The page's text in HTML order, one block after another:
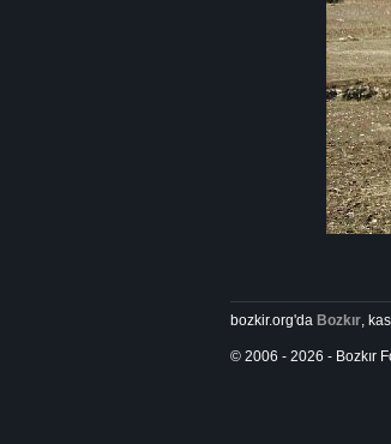
bozkir.org'da Bozkır,
© 2006 - 2026 - Bozkır